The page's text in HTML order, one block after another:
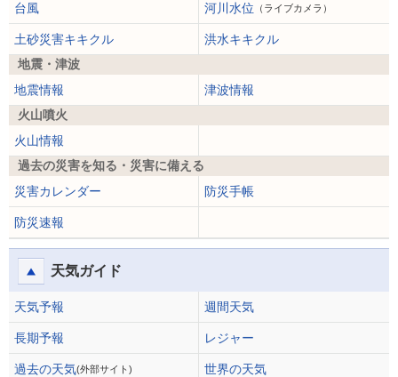
台風
河川水位 （ライブカメラ）
土砂災害キキクル
洪水キキクル
地震・津波
地震情報
津波情報
火山噴火
火山情報
過去の災害を知る・災害に備える
災害カレンダー
防災手帳
防災速報
天気ガイド
天気予報 週間天気
長期予報 レジャー
過去の天気(外部サイト)
世界の天気